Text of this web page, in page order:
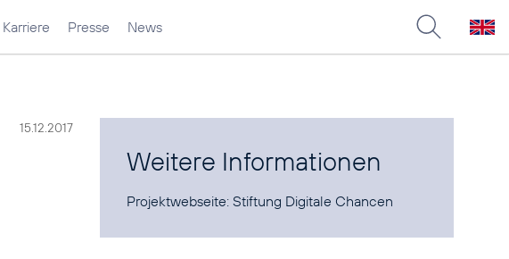
Karriere Presse News
15.12.2017
Weitere Informationen
Projektwebseite:Stiftung Digitale Chancen